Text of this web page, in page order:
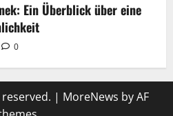
Ein Überblick über eine
0
| MoreNews by AF